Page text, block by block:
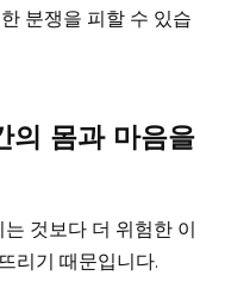
분쟁을 피할 수 있습
의 몸과 마음을
것보다 더 위험한 이
리기 때문입니다.